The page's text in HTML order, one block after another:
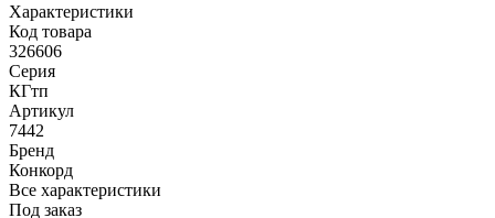
Характеристики
Код товара
326606
Серия
КГтп
Артикул
7442
Бренд
Конкорд
Все характеристики
Под заказ